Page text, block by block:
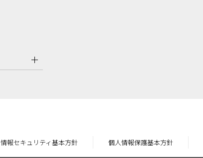
情報セキュリティ基本方針 個人情報保護基本方針